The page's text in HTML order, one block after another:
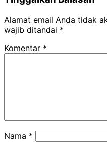
Alamat email Anda tidak
wajib ditandai *
Komentar *
Nama *